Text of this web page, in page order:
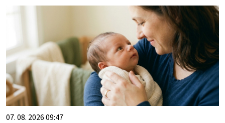
07. 08. 2026 09:47